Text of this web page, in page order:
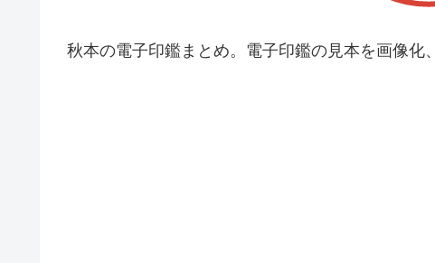
秋本の電子印鑑まとめ。電子印鑑の見本を画像化